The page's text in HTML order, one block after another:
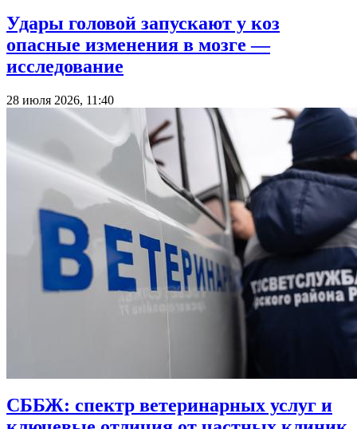
Удары головой запускают у коз
опасные изменения в мозге —
исследование
28 июля 2026, 11:40
СББЖ: спектр ветеринарных услуг и